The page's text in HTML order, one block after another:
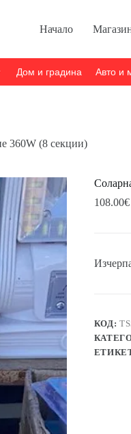
Начало
Дом и градина Авто и
360W (8 секции)
108.00€
КОД: